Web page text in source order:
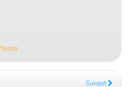
Suivant